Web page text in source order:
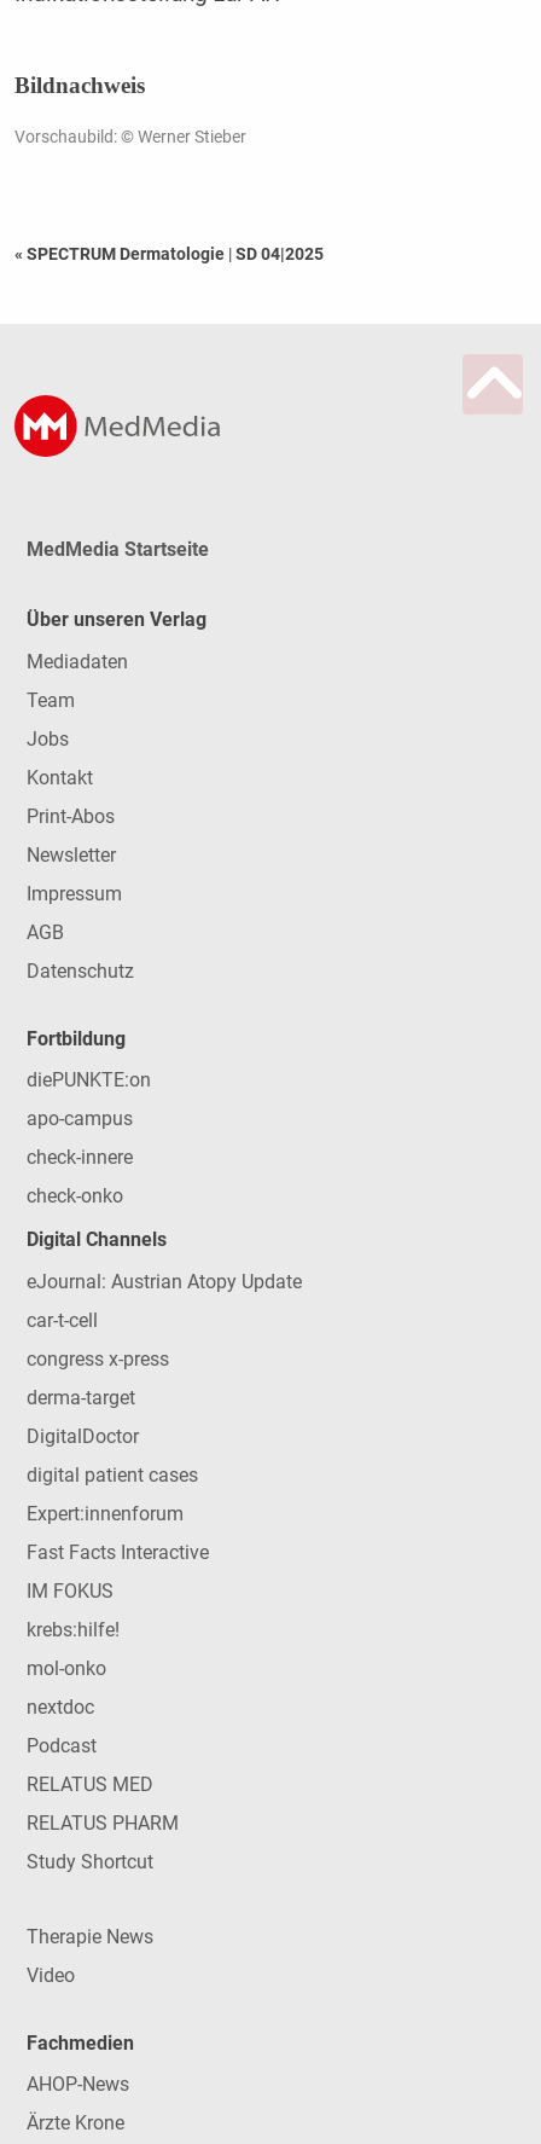
Bildnachweis
Vorschaubild: © Werner Stieber
« SPECTRUM Dermatologie |SD 04|2025
MedMedia Startseite
Über unseren Verlag
Mediadaten
Team
Jobs
Kontakt
Print-Abos
Newsletter
Impressum
AGB
Datenschutz
Fortbildung
diePUNKTE:on
apo-campus
check-innere
check-onko
Digital Channels
eJournal: Austrian Atopy Update
car-t-cell
congress x-press
derma-target
DigitalDoctor
digital patient cases
Expert:innenforum
Fast Facts Interactive
IM FOKUS
krebs:hilfe!
mol-onko
nextdoc
Podcast
RELATUS MED
RELATUS PHARM
Study Shortcut
Therapie News
Video
Fachmedien
AHOP-News
Ärzte Krone